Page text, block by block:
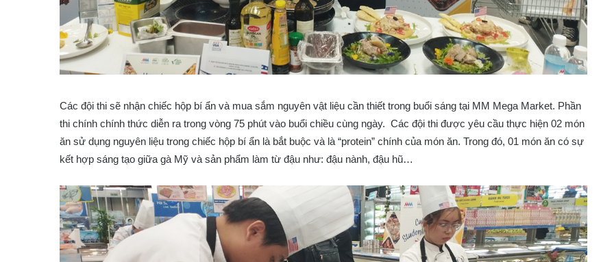
Các đội thi sẽ nhận chiếc hộp bí ẩn và mua sắm nguyên vật liệu cần thiết trong buổi sáng tại MM Mega Market. Phần
thi chính chính thức diễn ra trong vòng 75 phút vào buổi chiều cùng ngày. Các đội thi được yêu cầu thực hiện 02 món
ăn sử dụng nguyên liệu trong chiếc hộp bí ẩn là bắt buộc và là “protein” chính của món ăn. Trong đó, 01 món ăn có sự
kết hợp sáng tạo giữa gà Mỹ và sản phẩm làm từ đậu như: đậu nành, đậu hũ…